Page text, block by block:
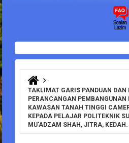
Borang carian
Anda di sini
TAKLIMAT GARIS PANDUAN DAN
PERANCANGAN PEMBANGUNAN
KAWASAN TANAH TINGGI
KEPADA PELAJAR POLITEKNIK
MU'ADZAM SHAH, JITRA, KEDAH.